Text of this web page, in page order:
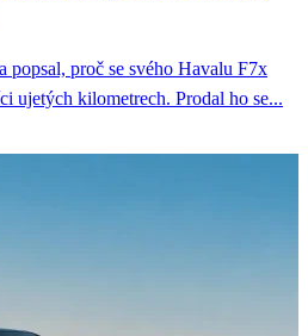
popsal, proč se svého Havalu F7x
ujetých kilometrech. Prodal ho se...